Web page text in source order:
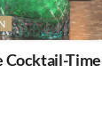
Cocktail-